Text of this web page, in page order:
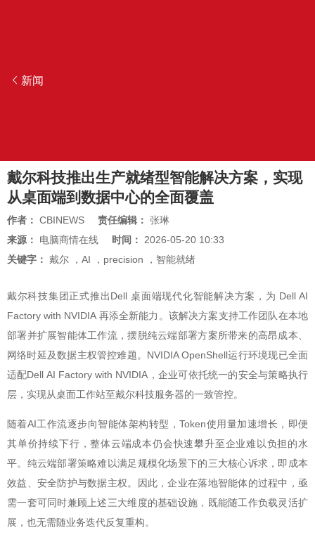
新闻
戴尔科技推出生产就绪型智能解决方案，实现
从桌面端到数据中心的全面覆盖
作者： CBINEWS 责任编辑： 张琳
来源： 电脑商情在线 时间： 2026-05-20 10:33
关键字： 戴尔 ， AI ， precision ， 智能就绪
戴尔科技集团正式推出Dell 桌面端现代化智能解决方案，为 Dell AI
Factory with NVIDIA 再添全新能力。该解决方案支持工作团队在本地
部署并扩展智能体工作流，摆脱纯云端部署方案所带来的高昂成本、
网络时延及数据主权管控难题。NVIDIA OpenShell运行环境现已全面
适配Dell AI Factory with NVIDIA，企业可依托统一的安全与策略执行
层，实现从桌面工作站至戴尔科技服务器的一致管控。
随着AI工作流逐步向智能体架构转型，Token使用量加速增长，即便
其单价持续下行，整体云端成本仍会快速攀升至企业难以负担的水
平。纯云端部署策略难以满足规模化场景下的三大核心诉求，即成本
效益、安全防护与数据主权。因此，企业在落地智能体的过程中，亟
需一套可同时兼顾上述三大维度的基础设施，既能随工作负载灵活扩
展，也无需随业务迭代反复重构。